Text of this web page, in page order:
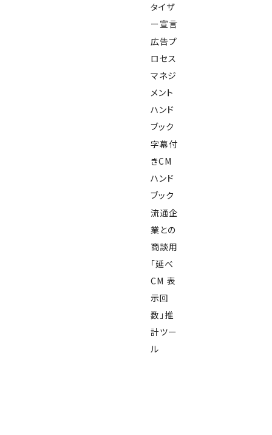
タイザ
ー宣言
広告プ
ロセス
マネジ
メント
ハンド
ブック
字幕付
きCM
ハンド
ブック
流通企
業との
商談用
「延べ
CM 表
示回
数」推
計ツー
ル